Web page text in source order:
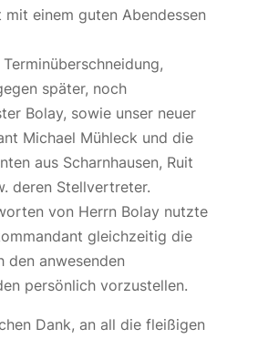
mit einem guten Abendessen
später, noch
Bolay, sowie unser neuer
Michael Mühleck und die
aus Scharnhausen, Ruit
deren Stellvertreter.
von Herrn Bolay nutzte
gleichzeitig die
den anwesenden
persönlich vorzustellen.
Dank, an all die fleißigen